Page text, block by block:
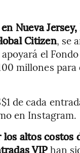
Nueva
Citizen, se
el
millones
de cada
en Instagram.
altos costos
VIPhan